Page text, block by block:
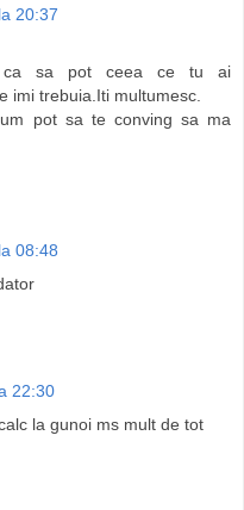
20:37
ca sa pot ceea ce tu ai
imi trebuia.Iti multumesc.
pot sa te conving sa ma
08:48
22:30
la gunoi ms mult de tot